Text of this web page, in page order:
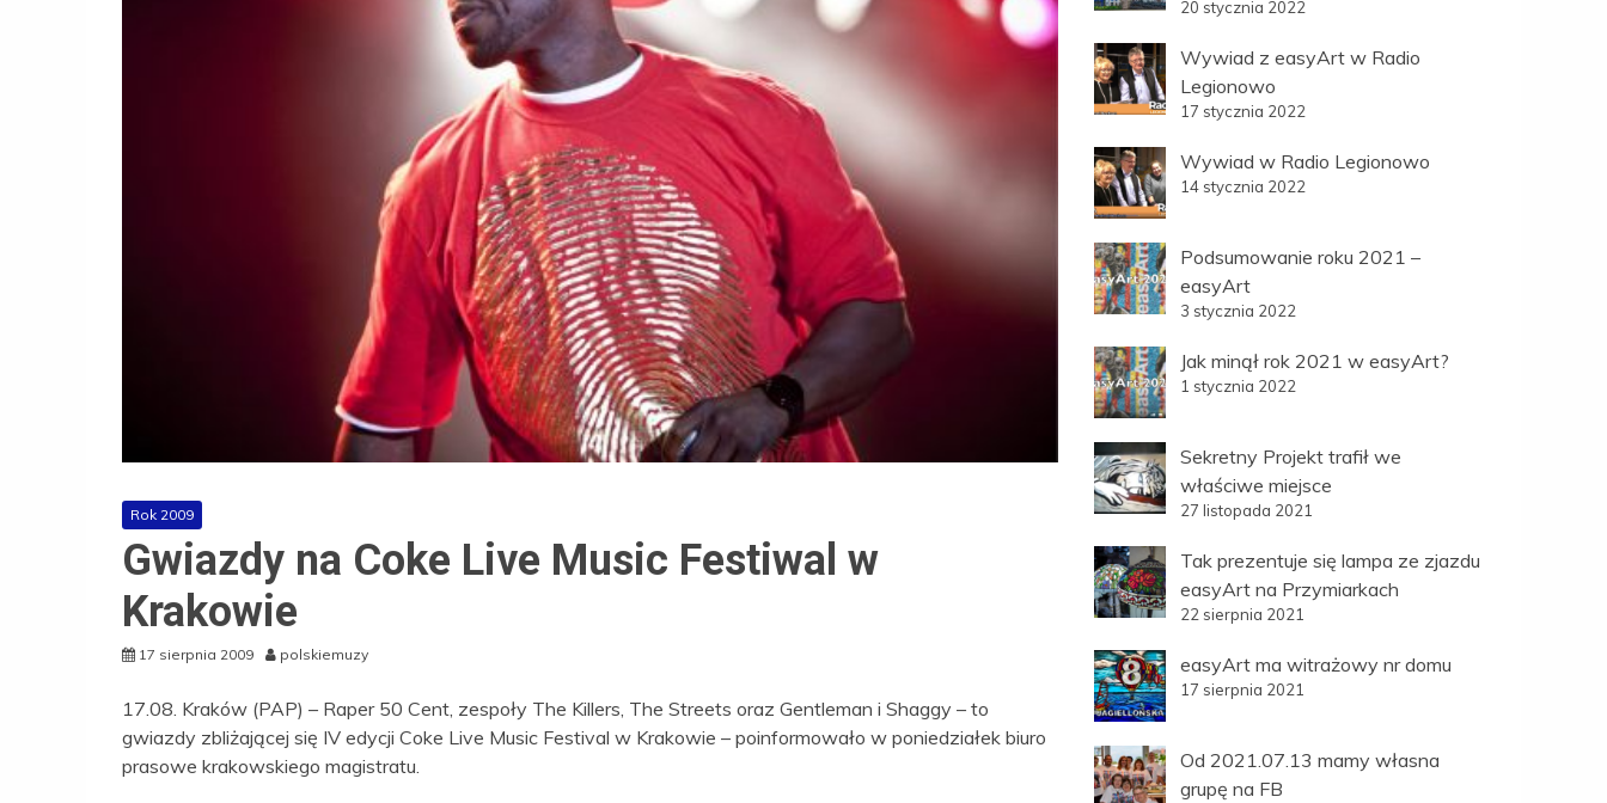
Rok 2009
Gwiazdy na Coke Live Music Festiwal w
Krakowie
17 sierpnia 2009 polskiemuzy
17.08. Kraków (PAP) – Raper 50 Cent, zespoły The Killers, The Streets oraz Gentleman i Shaggy – to
gwiazdy zbliżającej się IV edycji Coke Live Music Festival w Krakowie – poinformowało w poniedziałek biuro
prasowe krakowskiego magistratu.
20 stycznia 2022
Wywiad z easyArt w Radio
Legionowo
17 stycznia 2022
Wywiad w Radio Legionowo
14 stycznia 2022
Podsumowanie roku 2021 –
easyArt
3 stycznia 2022
Jak minął rok 2021 w easyArt?
1 stycznia 2022
Sekretny Projekt trafił we
właściwe miejsce
27 listopada 2021
Tak prezentuje się lampa ze zjazdu
easyArt na Przymiarkach
22 sierpnia 2021
easyArt ma witrażowy nr domu
17 sierpnia 2021
Od 2021.07.13 mamy własna
grupę na FB